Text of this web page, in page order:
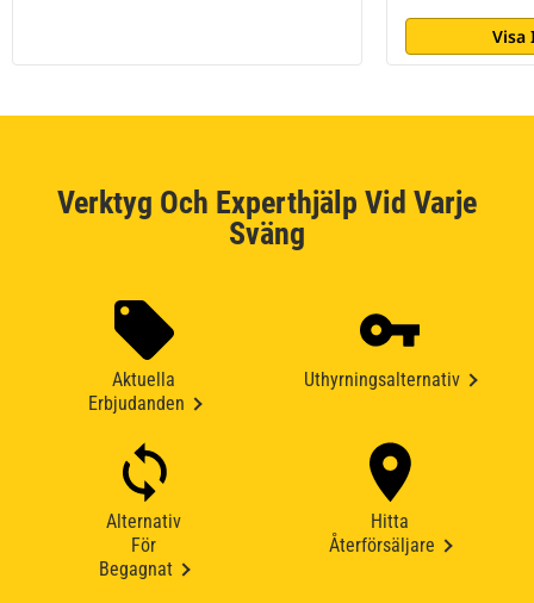
Visa
Verktyg Och Experthjälp Vid Varje
Sväng
Aktuella
Erbjudanden
Uthyrningsalternativ
Alternativ
För
Begagnat
Hitta
Återförsäljare